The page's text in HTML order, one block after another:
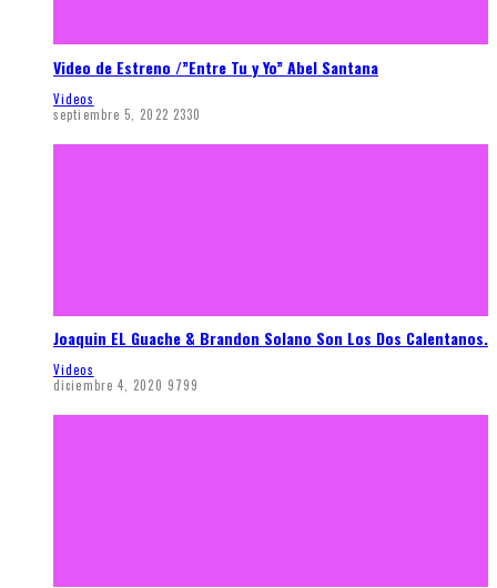
Video de Estreno /”Entre Tu y Yo” Abel Santana
Videos
septiembre 5, 2022 2330
Joaquin EL Guache & Brandon Solano Son Los Dos Calentanos.
Videos
diciembre 4, 2020 9799